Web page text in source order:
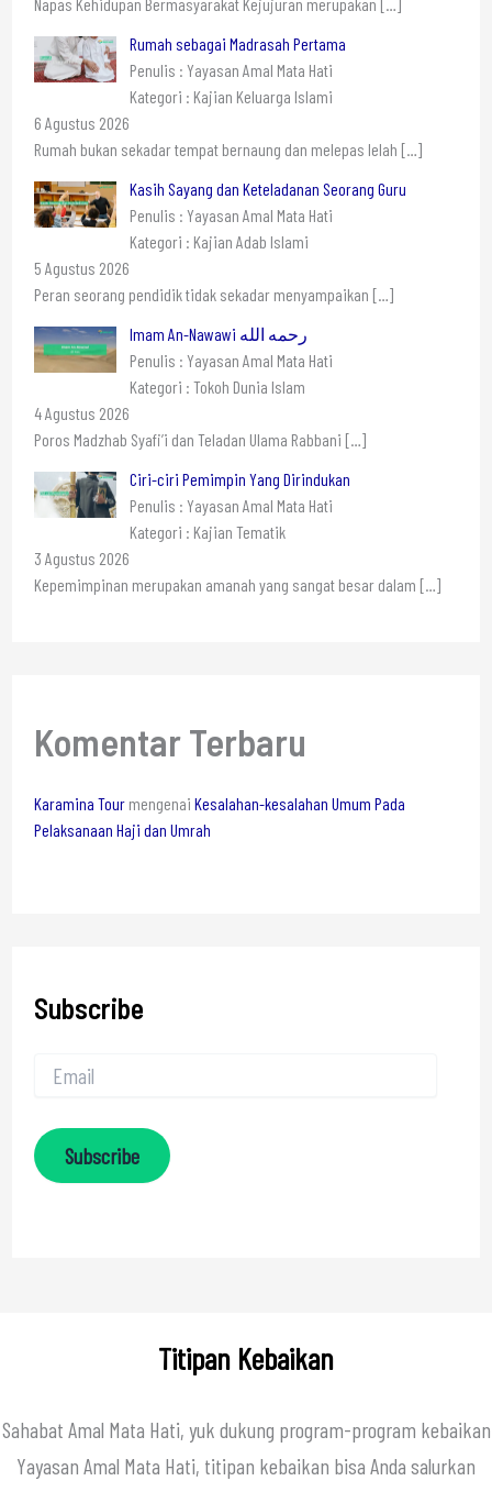
Napas Kehidupan Bermasyarakat Kejujuran merupakan […]
Rumah sebagai Madrasah Pertama
Penulis : Yayasan Amal Mata Hati
Kategori : Kajian Keluarga Islami
6 Agustus 2026
Rumah bukan sekadar tempat bernaung dan melepas lelah […]
Kasih Sayang dan Keteladanan Seorang Guru
Penulis : Yayasan Amal Mata Hati
Kategori : Kajian Adab Islami
5 Agustus 2026
Peran seorang pendidik tidak sekadar menyampaikan […]
Imam An-Nawawi رحمه الله
Penulis : Yayasan Amal Mata Hati
Kategori : Tokoh Dunia Islam
4 Agustus 2026
Poros Madzhab Syafi’i dan Teladan Ulama Rabbani […]
Ciri-ciri Pemimpin Yang Dirindukan
Penulis : Yayasan Amal Mata Hati
Kategori : Kajian Tematik
3 Agustus 2026
Kepemimpinan merupakan amanah yang sangat besar dalam […]
Komentar Terbaru
Karamina Tourmengenai Kesalahan-kesalahan Umum Pada
Pelaksanaan Haji dan Umrah
Subscribe
Subscribe
Titipan Kebaikan
Sahabat Amal Mata Hati, yuk dukung program-program kebaikan
Yayasan Amal Mata Hati, titipan kebaikan bisa Anda salurkan